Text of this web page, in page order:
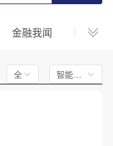
金融我闻 财新
全文 智能排序